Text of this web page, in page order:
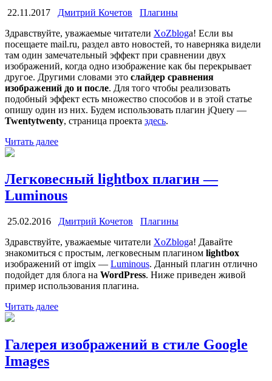
22.11.2017 Дмитрий Кочетов
Плагины
Здравствуйте, уважаемые читатели XoZbloga! Если вы
посещаете mail.ru, раздел авто новостей, то наверняка видели
там один замечательный эффект при сравнении двух
изображений, когда одно изображение как бы перекрывает
другое. Другими словами это слайдер сравнения
изображений до и после. Для того чтобы реализовать
подобный эффект есть множество способов и в этой статье
опишу один из них. Будем использовать плагин jQuery —
Twentytwenty, страница проекта здесь.
Читать далее
Легковесный lightbox плагин —
Luminous
25.02.2016 Дмитрий Кочетов
Плагины
Здравствуйте, уважаемые читатели XoZbloga! Давайте
знакомиться с простым, легковесным плагином lightbox
изображений от imgix — Luminous. Данный плагин отлично
подойдет для блога на WordPress. Ниже приведен живой
пример использования плагина.
Читать далее
Галерея изображений в стиле Google
Images